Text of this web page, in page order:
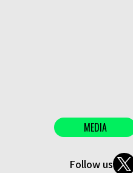
MEDIA
Follow us